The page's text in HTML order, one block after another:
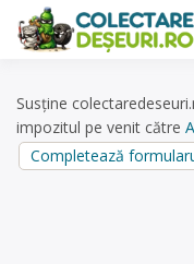
content
Susține
impozitul pe venit către
Completează